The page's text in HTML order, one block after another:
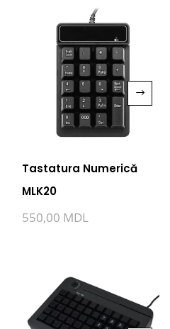
Tastatura Numerică
MLK20
550,00 MDL